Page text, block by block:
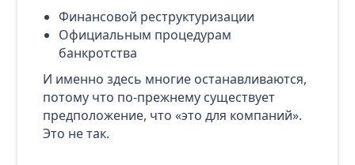
Финансовой реструктуризации
Официальным процедурам
банкротства
И именно здесь многие останавливаются,
потому что по-прежнему существует
предположение, что «это для компаний».
Это не так.